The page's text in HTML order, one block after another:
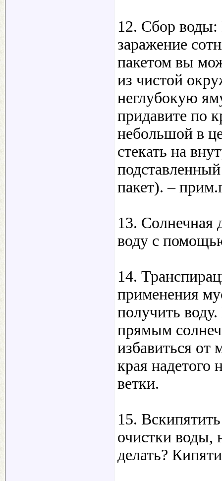
12. Сбор воды:
заражение
пакетом вы
из чистой
неглубокую
придавите по
небольшой в
стекать на
пакет). –
13. Солнечная
воду с
14.
применения
получить
прямым
избавиться от
края надетого
ветки.
15.
очистки воды,
делать?